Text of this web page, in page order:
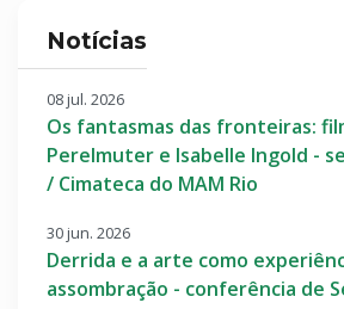
Notícias
08 jul. 2026
Os fantasmas das fronteiras:
Perelmuter e Isabelle Ingold -
/ Cimateca do MAM Rio
30 jun. 2026
Derrida e a arte como
assombração - conferência de